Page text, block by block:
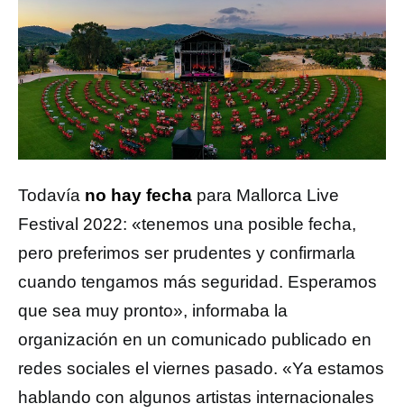
Todavía no hay fecha para Mallorca Live
Festival 2022: «tenemos una posible fecha,
pero preferimos ser prudentes y confirmarla
cuando tengamos más seguridad. Esperamos
que sea muy pronto», informaba la
organización en un comunicado publicado en
redes sociales el viernes pasado. «Ya estamos
hablando con algunos artistas internacionales